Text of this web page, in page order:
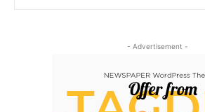
- Advertisement -